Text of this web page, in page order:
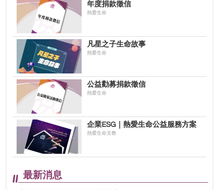
年度捐款徵信
熱愛生命
凡星之子生命故事
熱愛生命
公益勸募捐款徵信
熱愛生命
企業ESG｜熱愛生命公益服務方案
熱愛生命文教
最新消息